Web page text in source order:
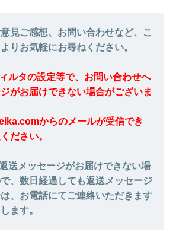
見ご感想、お問い合わせなど、こ
りお気軽にお尋ねください。
ルタの設定等で、お問い合わせへ
がお届けできない場合がございま
からのメールが受信でき
ださい。
送メッセージがお届けできない場
、数日経過しても返送メッセージ
、お電話にてご連絡いただきます
ます。